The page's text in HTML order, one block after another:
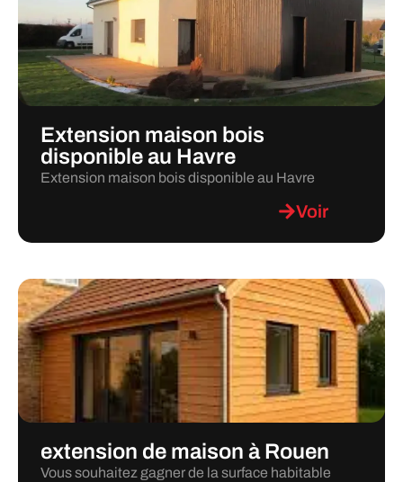
Extension maison bois
disponible au Havre
Extension maison bois disponible au Havre
Voir
extension de maison à Rouen
Vous souhaitez gagner de la surface habitable